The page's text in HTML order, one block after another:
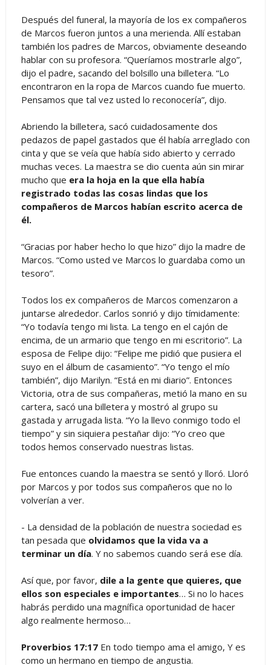
Después del funeral, la mayoría de los ex compañeros
de Marcos fueron juntos a una merienda. Allí estaban
también los padres de Marcos, obviamente deseando
hablar con su profesora. “Queríamos mostrarle algo”,
dijo el padre, sacando del bolsillo una billetera. “Lo
encontraron en la ropa de Marcos cuando fue muerto.
Pensamos que tal vez usted lo reconocería”, dijo.
Abriendo la billetera, sacó cuidadosamente dos
pedazos de papel gastados que él había arreglado con
cinta y que se veía que había sido abierto y cerrado
muchas veces. La maestra se dio cuenta aún sin mirar
mucho que era la hoja en la que ella había
registrado todas las cosas lindas que los
compañeros de Marcos habían escrito acerca de
él.
“Gracias por haber hecho lo que hizo” dijo la madre de
Marcos. “Como usted ve Marcos lo guardaba como un
tesoro”.
Todos los ex compañeros de Marcos comenzaron a
juntarse alrededor. Carlos sonrió y dijo tímidamente:
“Yo todavía tengo mi lista. La tengo en el cajón de
encima, de un armario que tengo en mi escritorio”. La
esposa de Felipe dijo: “Felipe me pidió que pusiera el
suyo en el álbum de casamiento”. “Yo tengo el mío
también”, dijo Marilyn. “Está en mi diario”. Entonces
Victoria, otra de sus compañeras, metió la mano en su
cartera, sacó una billetera y mostró al grupo su
gastada y arrugada lista. “Yo la llevo conmigo todo el
tiempo” y sin siquiera pestañar dijo: “Yo creo que
todos hemos conservado nuestras listas.
Fue entonces cuando la maestra se sentó y lloró. Lloró
por Marcos y por todos sus compañeros que no lo
volverían a ver.
- La densidad de la población de nuestra sociedad es
tan pesada que olvidamos que la vida va a
terminar un día. Y no sabemos cuando será ese día.
Así que, por favor, dile a la gente que quieres, que
ellos son especiales e importantes… Si no lo haces
habrás perdido una magnífica oportunidad de hacer
algo realmente hermoso…
Proverbios 17:17 En todo tiempo ama el amigo, Y es
como un hermano en tiempo de angustia.